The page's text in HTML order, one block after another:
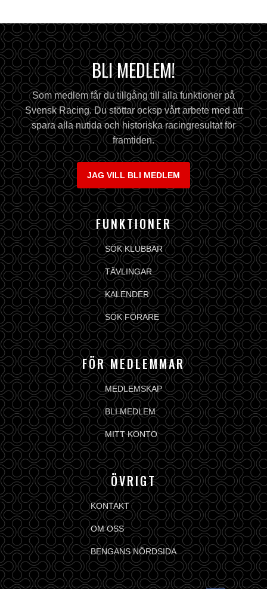
BLI MEDLEM!
Som medlem får du tillgång till alla funktioner på
Svensk Racing. Du stöttar ocksp vårt arbete med att
spara alla nutida och historiska racingresultat för
framtiden.
JAG VILL BLI MEDLEM
FUNKTIONER
SÖK KLUBBAR
TÄVLINGAR
KALENDER
SÖK FÖRARE
FÖR MEDLEMMAR
MEDLEMSKAP
BLI MEDLEM
MITT KONTO
ÖVRIGT
KONTAKT
OM OSS
BENGANS NÖRDSIDA